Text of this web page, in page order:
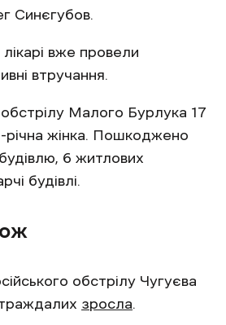
Синєгубов.
вже провели
втручання.
Малого Бурлука 17
річна жінка. Пошкоджено
6 житлових
будівлі.
обстрілу Чугуєва
зросла.